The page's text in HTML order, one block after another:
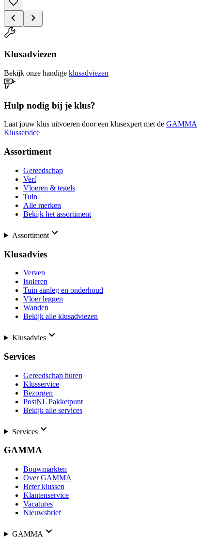
Klusadviezen
Bekijk onze handige klusadviezen
Hulp nodig bij je klus?
Laat jouw klus uitvoeren door een klusexpert met de GAMMA
Klusservice
Assortiment
Gereedschap
Verf
Vloeren & tegels
Tuin
Alle merken
Bekijk het assortiment
Assortiment
Klusadvies
Verven
Isoleren
Tuin aanleg en onderhoud
Vloer leggen
Wanden
Bekijk alle klusadviezen
Klusadvies
Services
Gereedschap huren
Klusservice
Bezorgen
PostNL Pakketpunt
Bekijk alle services
Services
GAMMA
Bouwmarkten
Over GAMMA
Beter klussen
Klantenservice
Vacatures
Nieuwsbrief
GAMMA